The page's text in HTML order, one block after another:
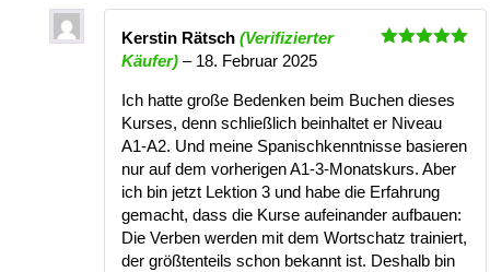
Kerstin Rätsch (Verifizierter
Käufer) – 18. Februar 2025
Ich hatte große Bedenken beim Buchen dieses
Kurses, denn schließlich beinhaltet er Niveau
A1-A2. Und meine Spanischkenntnisse basieren
nur auf dem vorherigen A1-3-Monatskurs. Aber
ich bin jetzt Lektion 3 und habe die Erfahrung
gemacht, dass die Kurse aufeinander aufbauen:
Die Verben werden mit dem Wortschatz trainiert,
der größtenteils schon bekannt ist. Deshalb bin